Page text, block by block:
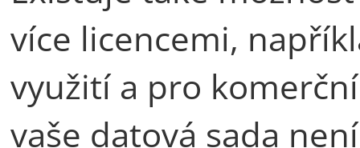
více licencemi,
využití a pro
vaše datová sada